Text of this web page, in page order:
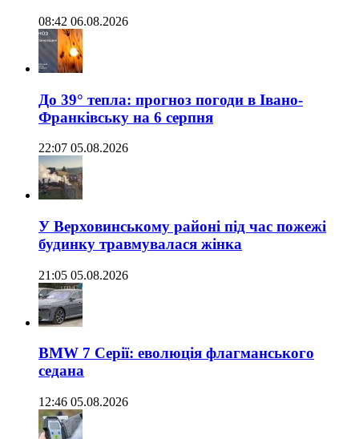
08:42 06.08.2026
До 39° тепла: прогноз погоди в Івано-
Франківську на 6 серпня
22:07 05.08.2026
У Верховинському районі під час пожежі
будинку травмувалася жінка
21:05 05.08.2026
BMW 7 Серії: еволюція флагманського
седана
12:46 05.08.2026